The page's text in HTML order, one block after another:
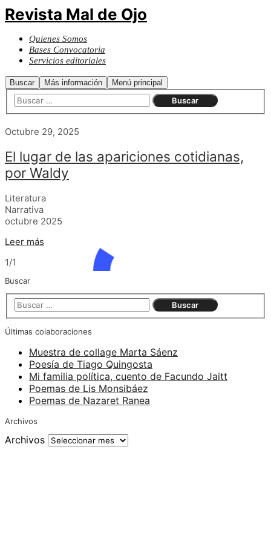
Revista Mal de Ojo
Quienes Somos
Bases Convocatoria
Servicios editoriales
Buscar Más información Menú principal
Octubre 29, 2025
El lugar de las apariciones cotidianas,
por Waldy
Literatura
Narrativa
octubre 2025
Leer más
1/1
Buscar
Últimas colaboraciones
Muestra de collage Marta Sáenz
Poesía de Tiago Quingosta
Mi familia política, cuento de Facundo Jaitt
Poemas de Lis Monsibáez
Poemas de Nazaret Ranea
Archivos
Archivos